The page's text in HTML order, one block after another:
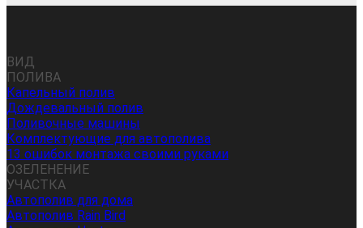
ВИД
ПОЛИВА
Капельный полив
Дождевальный полив
Поливочные машины
Комплектующие для автополива
13 ошибок монтажа своими руками
ОЗЕЛЕНЕНИЕ
УЧАСТКА
Автополив для дома
Автополив Rain Bird